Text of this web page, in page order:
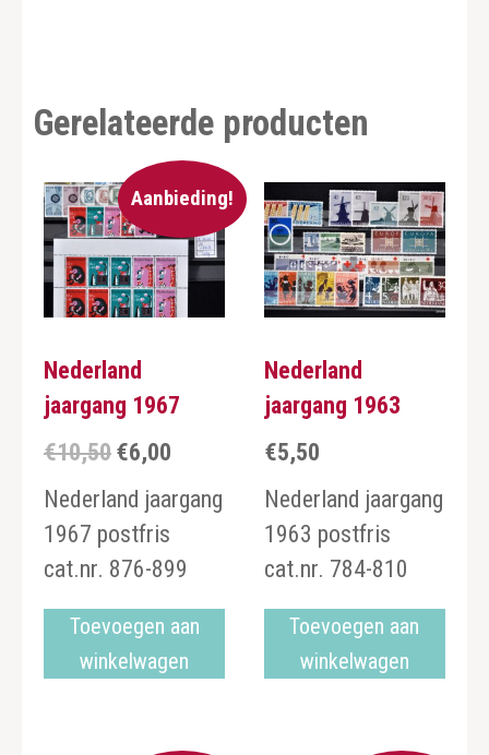
Gerelateerde producten
Aanbieding!
Nederland
jaargang 1967
€10,50 Oorspronkelijke
prijs
was:
€10,50.
€6,00
€6,00.
Nederland jaargang
1967 postfris
cat.nr. 876-899
Toevoegen aan
winkelwagen
Nederland
jaargang 1963
€5,50
Nederland jaargang
1963 postfris
cat.nr. 784-810
Toevoegen aan
winkelwagen